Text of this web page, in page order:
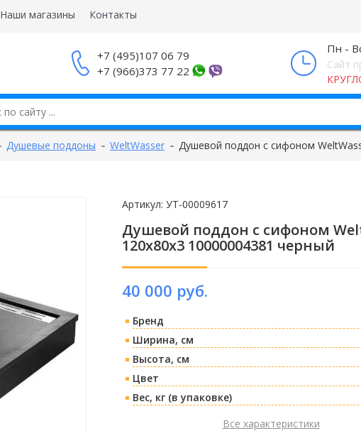
Наши магазины Контакты
+7 (495)107 06 79
+7 (966)373 77 22
Пн -
Сайт
Душевые поддоны WeltWasser Душевой поддон с сифоном
Артикул: УТ-00009617
Душевой поддон с сифоном
120х80х3 10000004381 черный
40 000 руб.
Бренд
Ширина, см
Высота, см
Цвет
Вес, кг (в упаковке)
Все характеристики